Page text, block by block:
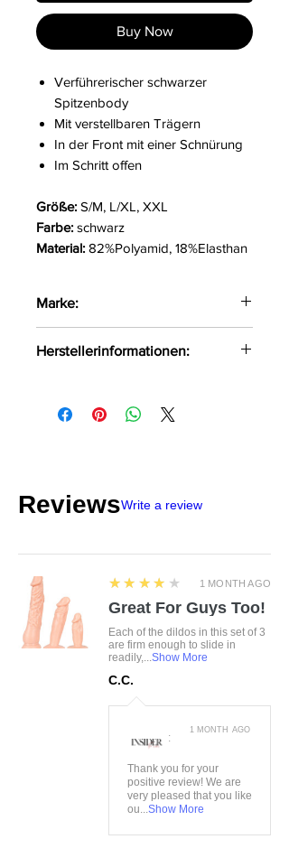
Buy Now
Verführerischer schwarzer
Spitzenbody
Mit verstellbaren Trägern
In der Front mit einer Schnürung
Im Schritt offen
Größe: S/M, L/XL, XXL
Farbe: schwarz
Material: 82%Polyamid, 18%Elasthan
Marke:
Herstellerinformationen:
Krolewska Street 1
ReviewsWrite a review
1 MONTH AGO
4
★★★★★
Great For Guys Too!
Each of the dildos in this set of 3
are firm enough to slide in
readily,...Show More
C.C.
:
Thank you for your
positive review! We are
very pleased that you like
ou...Show More
1 MONTH AGO